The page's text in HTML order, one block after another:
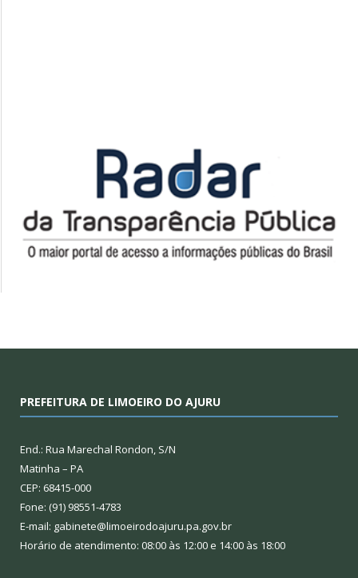
PREFEITURA DE LIMOEIRO DO AJURU
End.: Rua Marechal Rondon, S/N
Matinha – PA
CEP: 68415-000
Fone: (91) 98551-4783
E-mail: gabinete@limoeirodoajuru.pa.gov.br
Horário de atendimento: 08:00 às 12:00 e 14:00 às 18:00